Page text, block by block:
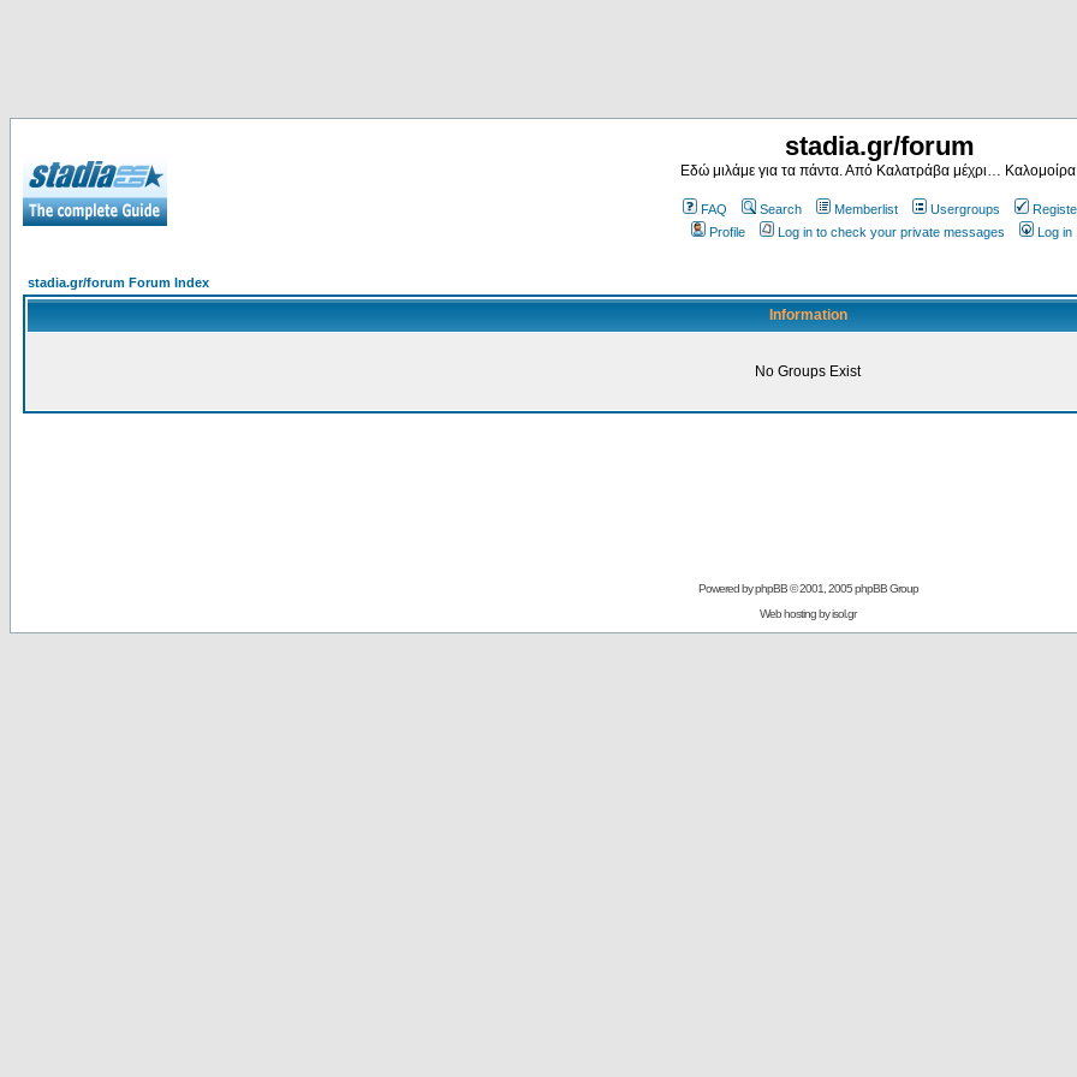
stadia.gr/forum
Εδώ μιλάμε για τα πάντα. Από Καλατράβα μέχρι…
FAQ Search Memberlist Usergroups
Profile
Log in to check your private messages Log in
stadia.gr/forum Forum Index
Information
No Groups Exist
Powered byphpBB© 2001, 2005 phpBB Group
Web hosting byisol.gr